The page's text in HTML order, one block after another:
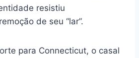
resistiu
de seu “lar”.
para Connecticut, o casal